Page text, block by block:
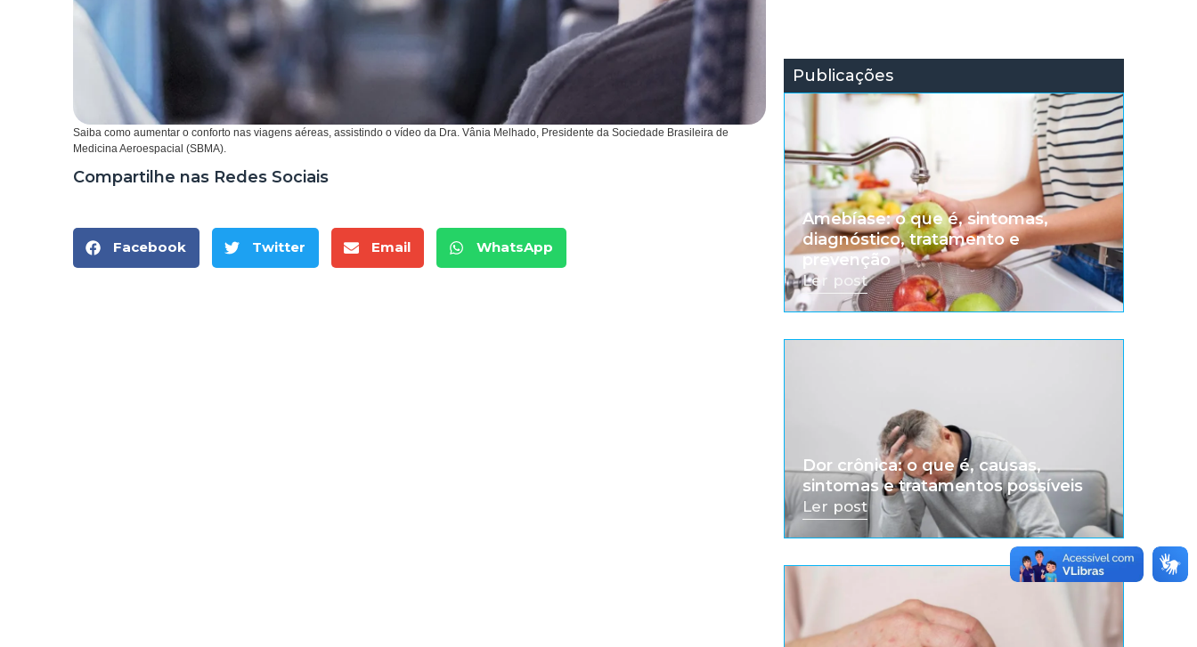
Saiba como aumentar o conforto nas viagens aéreas, assistindo o vídeo da Dra. Vânia Melhado, Presidente da Sociedade Brasileira de
Medicina Aeroespacial (SBMA).
Compartilhe nas Redes Sociais
Facebook Twitter Email WhatsApp
Publicações
Amebíase: o que é, sintomas,
diagnóstico, tratamento e
prevenção
Ler post
Dor crônica: o que é, causas,
sintomas e tratamentos possíveis
Ler post